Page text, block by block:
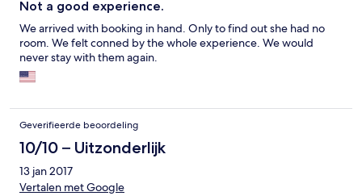
Not a good experience.
We arrived with booking in hand. Only to find out she had no
room. We felt conned by the whole experience. We would
never stay with them again.
Geverifieerde beoordeling
10/10 – Uitzonderlijk
13 jan 2017
Vertalen met Google